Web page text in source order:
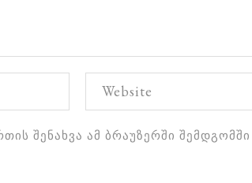
შენახვა ამ ბრაუზერში შემდგომში